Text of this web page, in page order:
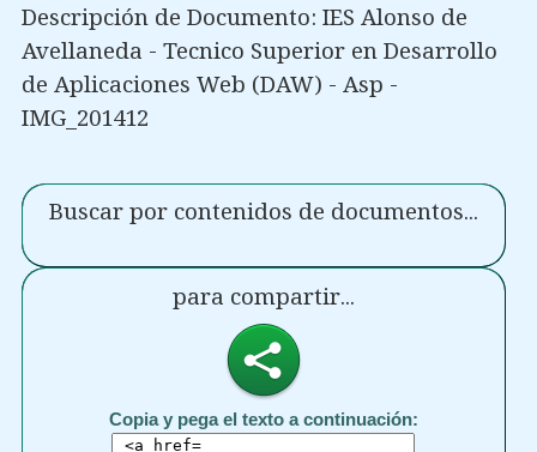
Descripción de Documento: IES Alonso de
Avellaneda - Tecnico Superior en Desarrollo
de Aplicaciones Web (DAW) - Asp -
IMG_201412
Buscar por contenidos de documentos...
para compartir...
Copia y pega el texto a continuación: